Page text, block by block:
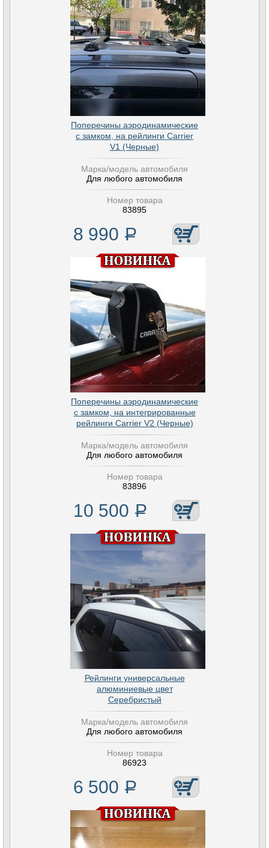
Поперечины аэродинамические
с замком, на рейлинги Carrier
V1 (Черные)
Марка/модель автомобиля
Для любого автомобиля
Номер товара
83895
8 990 Р
Поперечины аэродинамические
с замком, на интегрированные
рейлинги Carrier V2 (Черные)
Марка/модель автомобиля
Для любого автомобиля
Номер товара
83896
10 500 Р
Рейлинги универсальные
алюминиевые цвет
Серебристый
Марка/модель автомобиля
Для любого автомобиля
Номер товара
86923
6 500 Р